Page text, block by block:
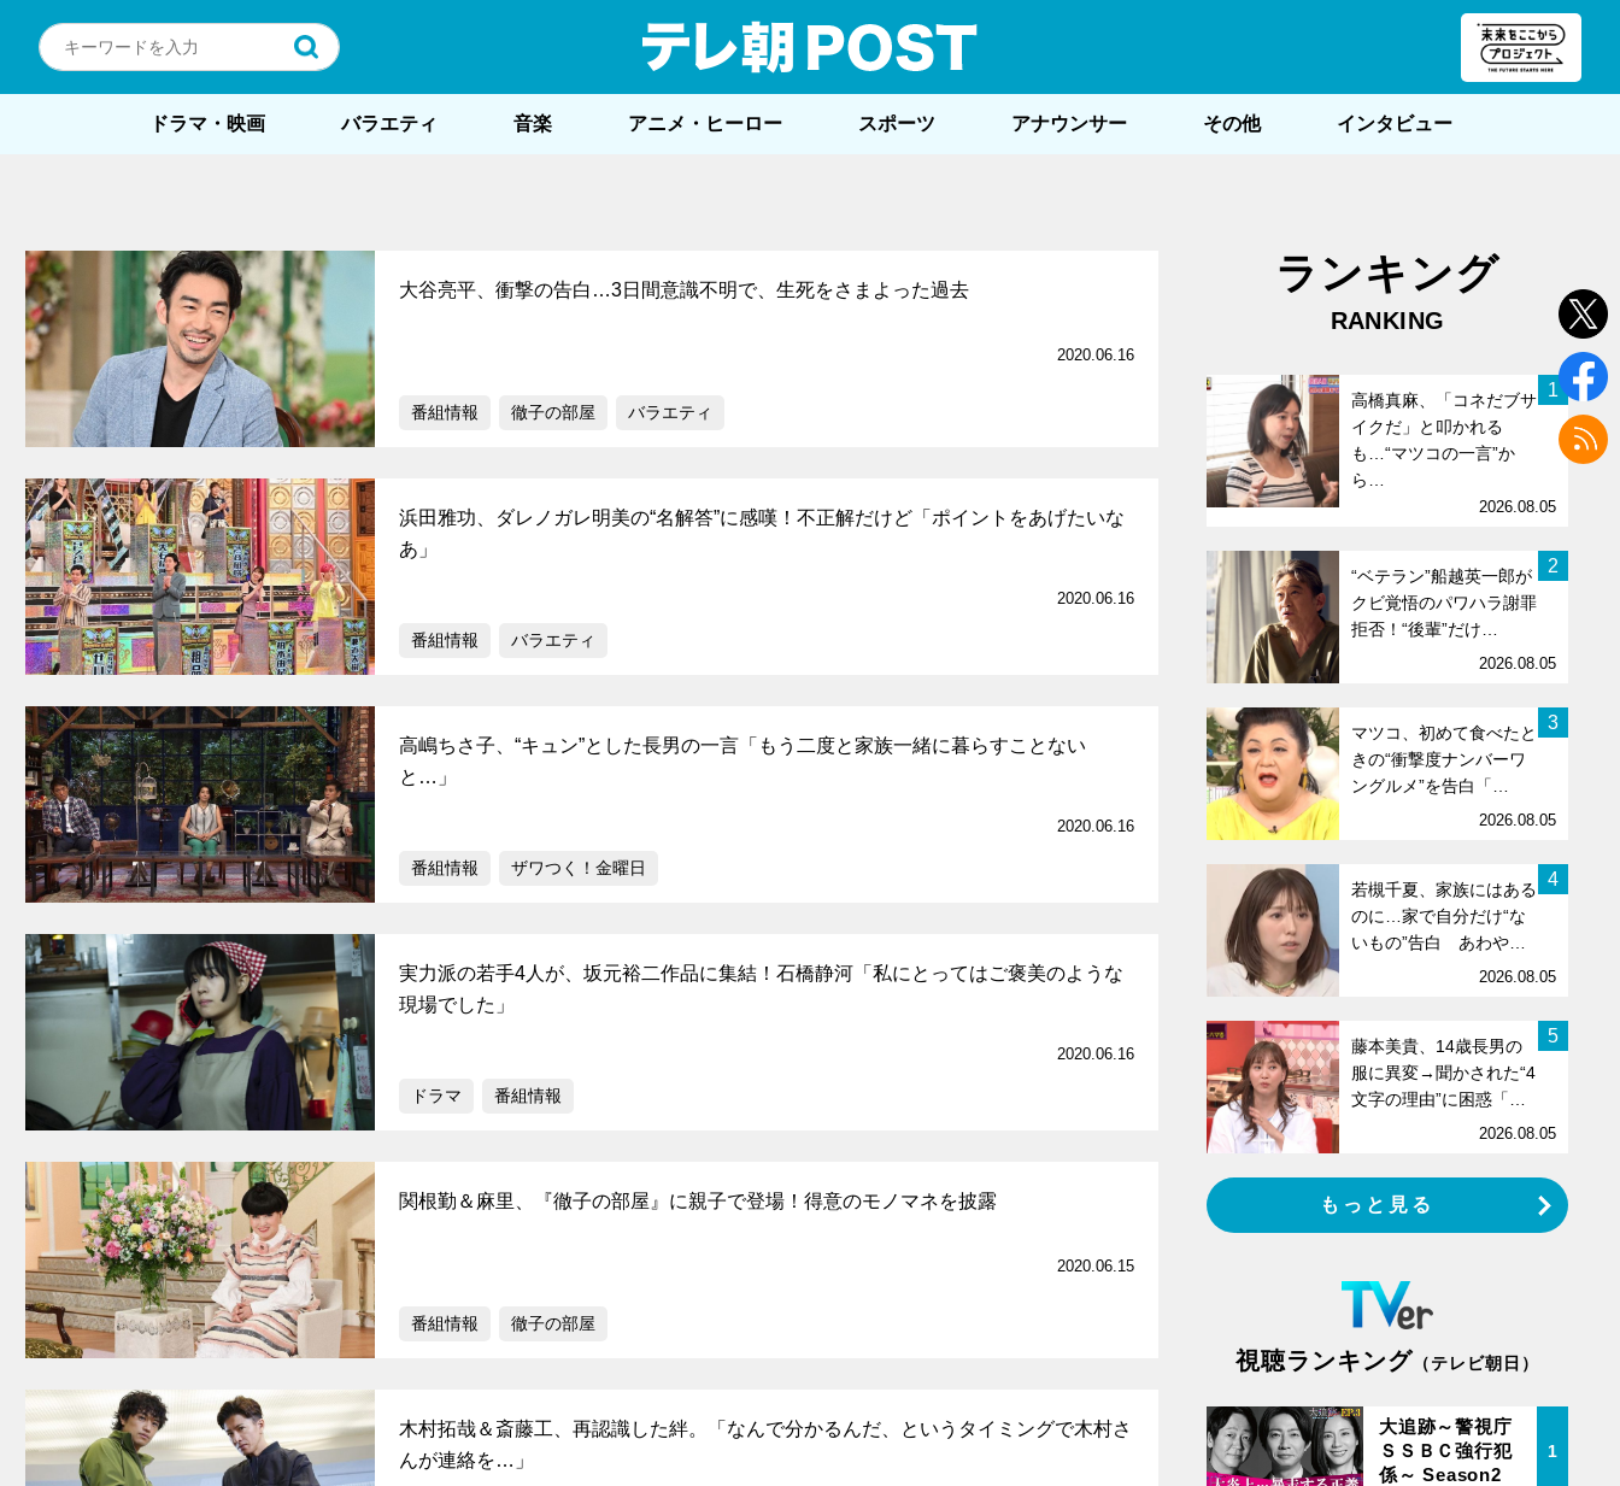
ドラマ・映画 バラエティ 音楽 アニメ・ヒーロー スポーツ アナウンサー その他 インタビュー
大谷亮平、衝撃の告白…3日間意識不明で、生死をさまよった過去
2020.06.16
番組情報 徹子の部屋 バラエティ
浜田雅功、ダレノガレ明美の“名解答”に感嘆！不正解だけど「ポイントをあげたいな
あ」
2020.06.16
番組情報 バラエティ
高嶋ちさ子、“キュン”とした長男の一言「もう二度と家族一緒に暮らすことない
と…」
2020.06.16
番組情報 ザワつく！金曜日
実力派の若手4人が、坂元裕二作品に集結！石橋静河「私にとってはご褒美のような
現場でした」
2020.06.16
ドラマ 番組情報
関根勤＆麻里、『徹子の部屋』に親子で登場！得意のモノマネを披露
2020.06.15
番組情報 徹子の部屋
木村拓哉＆斎藤工、再認識した絆。「なんで分かるんだ、というタイミングで木村さ
んが連絡を…」
ランキング
RANKING
1
高橋真麻、「コネだブサ
イクだ」と叩かれる
も…“マツコの一言”か
ら…
2026.08.05
2
“ベテラン”船越英一郎が
クビ覚悟のパワハラ謝罪
拒否！“後輩”だけ…
2026.08.05
3
マツコ、初めて食べたと
きの“衝撃度ナンバーワ
ングルメ”を告白「…
2026.08.05
4
若槻千夏、家族にはある
のに…家で自分だけ“な
いもの”告白 あわや…
2026.08.05
5
藤本美貴、14歳長男の
服に異変→聞かされた“4
文字の理由”に困惑「…
2026.08.05
もっと見る
視聴ランキング （テレビ朝日）
大追跡～警視庁
ＳＳＢＣ強行犯
係～ Season2
1